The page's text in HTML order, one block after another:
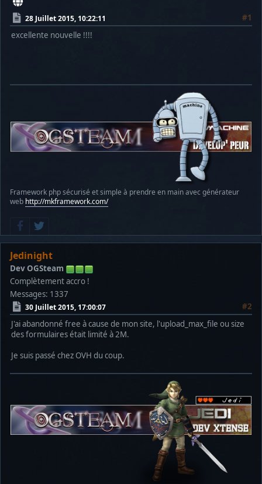
28 Juillet 2015, 10:22:11
#1
excellente nouvelle !!!!
Framework php sécurisé et simple à prendre en main avec générateur
web http://mkframework.com/
Jedinight
Dev OGSteam
Complètement accro !
Messages: 1337
30 Juillet 2015, 17:00:07
#2
J'ai abandonné free à cause de mon site, l'upload_max_file ou size
des formulaires était limité à 2M.
Je suis passé chez OVH du coup.